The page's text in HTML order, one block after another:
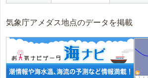
気象庁アメダス地点のデータを掲載